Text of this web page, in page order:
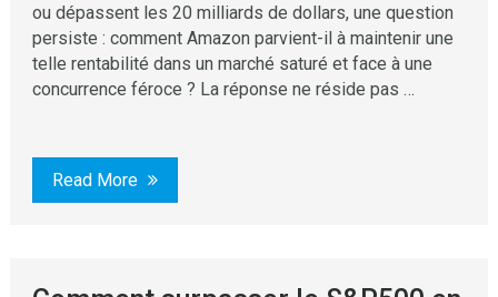
ou dépassent les 20 milliards de dollars, une question
persiste : comment Amazon parvient-il à maintenir une
telle rentabilité dans un marché saturé et face à une
concurrence féroce ? La réponse ne réside pas …
Read More